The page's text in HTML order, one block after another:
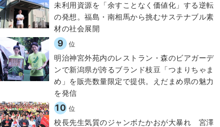
​​未利用資源を「余すことなく価値化」する逆転
の発想。福島・南相馬から挑むサステナブル素
材の社会展開​
9 位
明治神宮外苑内のレストラン・森のビアガーデ
ンで新潟県が誇るブランド枝豆「つまりちゃま
め」を販売数量限定で提供。えだまめ県の魅力
を発信
10 位
校長先生気質のジャンボたかおが大暴れ 宮澤